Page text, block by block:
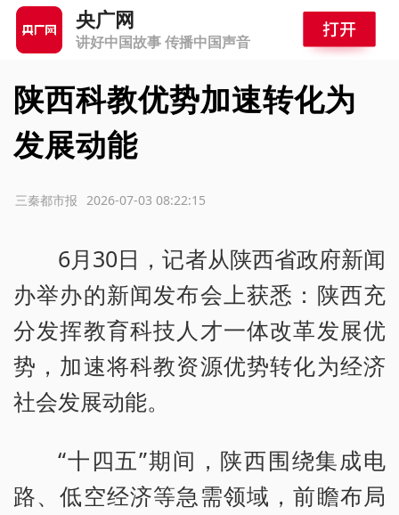
央广网
讲好中国故事 传播中国声音
陕西科教优势加速转化为
发展动能
2026-07-03 08:22:15
三秦都市报
6月30日，记者从陕西省政府新闻
办举办的新闻发布会上获悉：陕西充
分发挥教育科技人才一体改革发展优
势，加速将科教资源优势转化为经济
社会发展动能。
“十四五”期间，陕西围绕集成电
路、低空经济等急需领域，前瞻布局